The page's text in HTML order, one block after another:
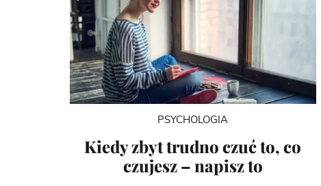
PSYCHOLOGIA
Kiedy zbyt trudno czuć to, co
czujesz – napisz to